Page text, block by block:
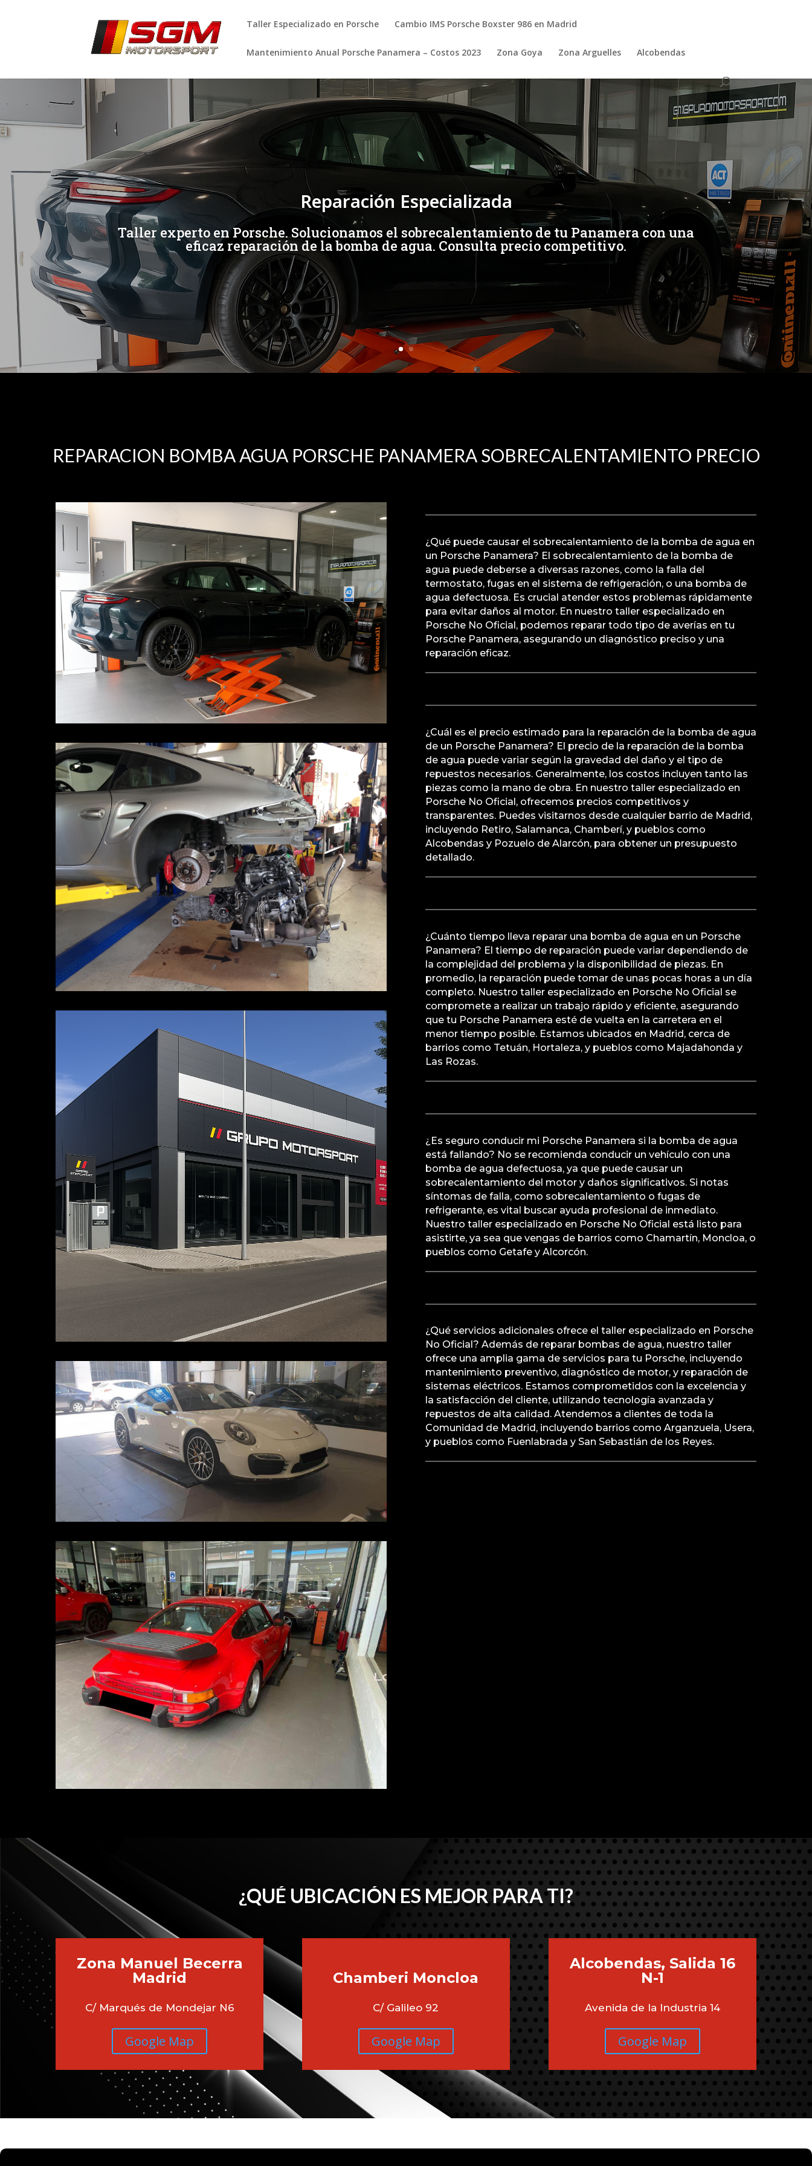
Taller Especializado en Porsche Cambio IMS Porsche Boxster 986 en Madrid
Mantenimiento Anual Porsche Panamera – Costos 2023 Zona Goya Zona Arguelles Alcobendas
Reparación Especializada
Taller experto en Porsche. Solucionamos el sobrecalentamiento de tu Panamera con una
eficaz reparación de la bomba de agua. Consulta precio competitivo.
[/et_pb_slide]
REPARACION BOMBA AGUA PORSCHE PANAMERA SOBRECALENTAMIENTO PRECIO
¿Qué puede causar el sobrecalentamiento de la bomba de agua en
un Porsche Panamera? El sobrecalentamiento de la bomba de
agua puede deberse a diversas razones, como la falla del
termostato, fugas en el sistema de refrigeración, o una bomba de
agua defectuosa. Es crucial atender estos problemas rápidamente
para evitar daños al motor. En nuestro taller especializado en
Porsche No Oficial, podemos reparar todo tipo de averías en tu
Porsche Panamera, asegurando un diagnóstico preciso y una
reparación eficaz.
¿Cuál es el precio estimado para la reparación de la bomba de agua
de un Porsche Panamera? El precio de la reparación de la bomba
de agua puede variar según la gravedad del daño y el tipo de
repuestos necesarios. Generalmente, los costos incluyen tanto las
piezas como la mano de obra. En nuestro taller especializado en
Porsche No Oficial, ofrecemos precios competitivos y
transparentes. Puedes visitarnos desde cualquier barrio de Madrid,
incluyendo Retiro, Salamanca, Chamberí, y pueblos como
Alcobendas y Pozuelo de Alarcón, para obtener un presupuesto
detallado.
¿Cuánto tiempo lleva reparar una bomba de agua en un Porsche
Panamera? El tiempo de reparación puede variar dependiendo de
la complejidad del problema y la disponibilidad de piezas. En
promedio, la reparación puede tomar de unas pocas horas a un día
completo. Nuestro taller especializado en Porsche No Oficial se
compromete a realizar un trabajo rápido y eficiente, asegurando
que tu Porsche Panamera esté de vuelta en la carretera en el
menor tiempo posible. Estamos ubicados en Madrid, cerca de
barrios como Tetuán, Hortaleza, y pueblos como Majadahonda y
Las Rozas.
¿Es seguro conducir mi Porsche Panamera si la bomba de agua
está fallando? No se recomienda conducir un vehículo con una
bomba de agua defectuosa, ya que puede causar un
sobrecalentamiento del motor y daños significativos. Si notas
síntomas de falla, como sobrecalentamiento o fugas de
refrigerante, es vital buscar ayuda profesional de inmediato.
Nuestro taller especializado en Porsche No Oficial está listo para
asistirte, ya sea que vengas de barrios como Chamartín, Moncloa, o
pueblos como Getafe y Alcorcón.
¿Qué servicios adicionales ofrece el taller especializado en Porsche
No Oficial? Además de reparar bombas de agua, nuestro taller
ofrece una amplia gama de servicios para tu Porsche, incluyendo
mantenimiento preventivo, diagnóstico de motor, y reparación de
sistemas eléctricos. Estamos comprometidos con la excelencia y
la satisfacción del cliente, utilizando tecnología avanzada y
repuestos de alta calidad. Atendemos a clientes de toda la
Comunidad de Madrid, incluyendo barrios como Arganzuela, Usera,
y pueblos como Fuenlabrada y San Sebastián de los Reyes.
¿QUÉ UBICACIÓN ES MEJOR PARA TI?
Zona Manuel Becerra
Madrid
C/ Marqués de Mondejar N6
Google Map
Chamberi Moncloa
C/ Galileo 92
Google Map
Alcobendas, Salida 16
N-1
Avenida de la Industria 14
Google Map